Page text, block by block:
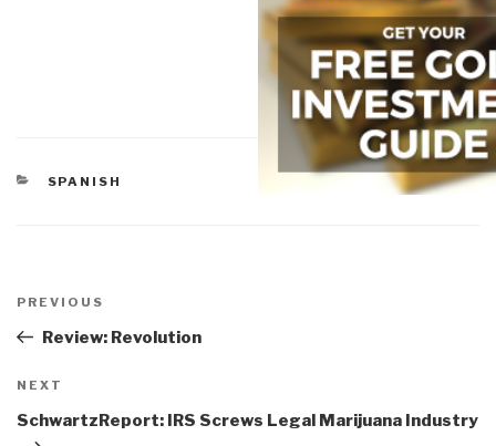
CATEGORIES
SPANISH
navigation
Previous
Post
PREVIOUS
Review: Revolution
Next
Post
NEXT
SchwartzReport: IRS Screws Legal Marijuana Industry